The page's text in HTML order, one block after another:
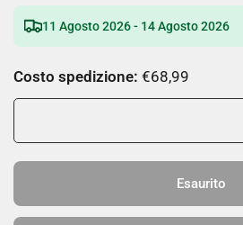
11 Agosto 2026 - 14 Agosto 2026
Costo spedizione: €68,99
Esaurito